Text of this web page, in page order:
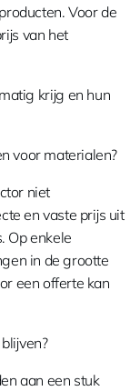
Voor de
van het
krijg en hun
voor materialen?
niet
en vaste prijs uit
Op enkele
in de grootte
een offerte kan
aan een stuk